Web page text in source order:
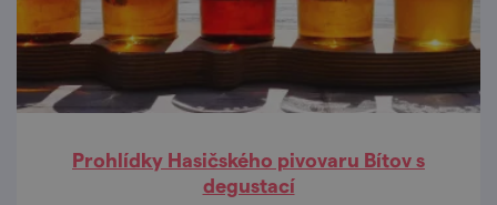
Prohlídky Hasičského pivovaru Bítov s
degustací